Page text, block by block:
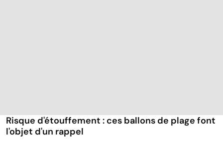
Risque d'étouffement : ces ballons de plage font
l'objet d'un rappel